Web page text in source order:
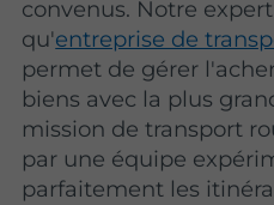
convenus. Notre
qu'entreprise de
permet de gérer
biens avec la plus
mission de transport
par une équipe
parfaitement les